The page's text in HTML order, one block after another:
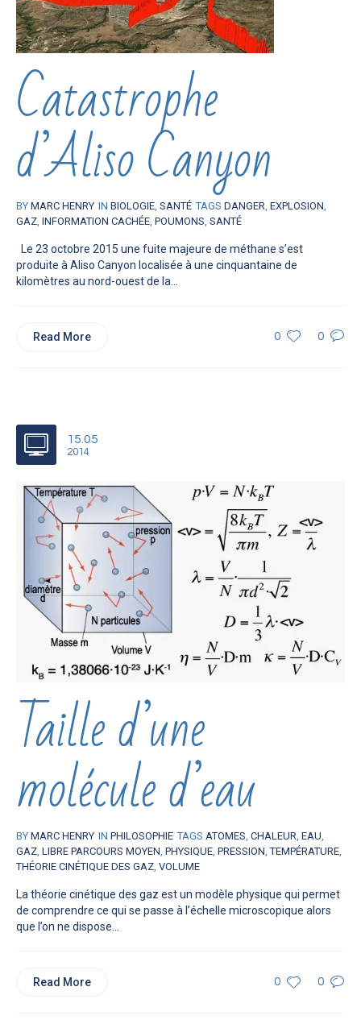
Catastrophe
d’Aliso Canyon
BY MARC HENRY IN BIOLOGIE SANTÉ TAGS DANGER EXPLOSION
GAZ INFORMATION CACHÉE POUMONS SANTÉ
Le 23 octobre 2015 une fuite majeure de méthane s’est
produite à Aliso Canyon localisée à une cinquantaine de
kilomètres au nord-ouest de la...
0 0
Read More
15.05
2014
Taille d’une
molécule d’eau
BY MARC HENRY IN PHILOSOPHIE TAGS ATOMES, CHALEUR, EAU,
GAZ, LIBRE PARCOURS MOYEN, PHYSIQUE, PRESSION,TEMPÉRATURE,
THÉORIE CINÉTIQUE DES GAZ, VOLUME
La théorie cinétique des gaz est un modèle physique qui permet
de comprendre ce qui se passe à l’échelle microscopique alors
que l’on ne dispose...
0 0
Read More